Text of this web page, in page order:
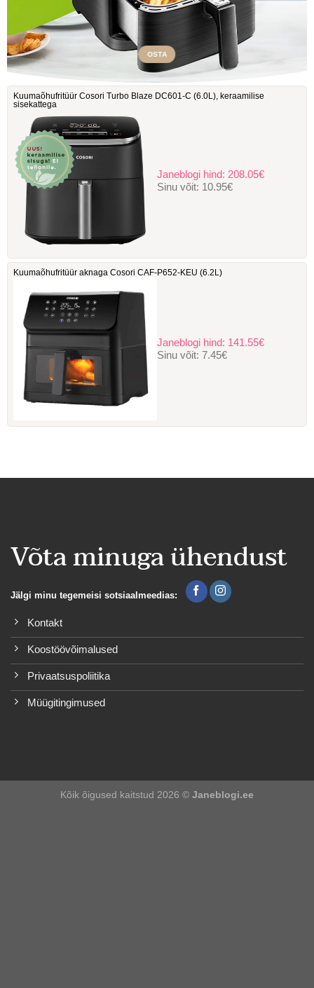
OSTA
Kuumaõhufritüür Cosori Turbo Blaze DC601-C ‎(6.0L), keraamilise
sisekattega
Janeblogi hind: 208.05€
Sinu võit: 10.95€
Kuumaõhufritüür aknaga Cosori ‎CAF-P652-KEU (6.2L)
Janeblogi hind: 141.55€
Sinu võit: 7.45€
Võta minuga ühendust
Jälgi minu tegemeisi sotsiaalmeedias:
Kontakt
Koostöövõimalused
Privaatsuspoliitika
Müügitingimused
Kõik õigused kaitstud 2026 © Janeblogi.ee